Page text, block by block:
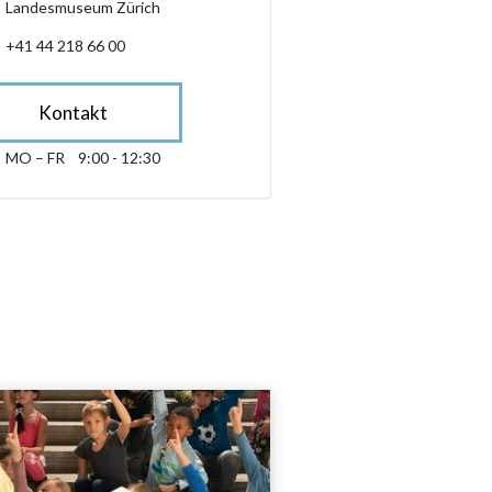
Landesmuseum Zürich
+41 44 218 66 00
Kontakt
only.opening_hours
Montag bis Freitag 09:00 - 12:30
MO – FR 9:00 - 12:30